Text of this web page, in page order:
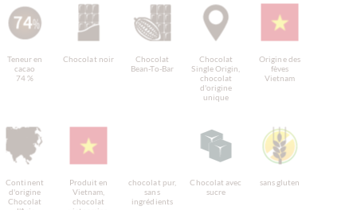
Teneur en
cacao
74 %
Chocolat noir
Chocolat
Bean-To-Bar
Chocolat
Single Origin,
chocolat
d'origine
unique
Origine des
fèves
Vietnam
Continent
d'origine
Chocolat
Produit en
Vietnam,
chocolat
chocolat pur,
sans
ingrédients
Chocolat avec
sucre
sans gluten